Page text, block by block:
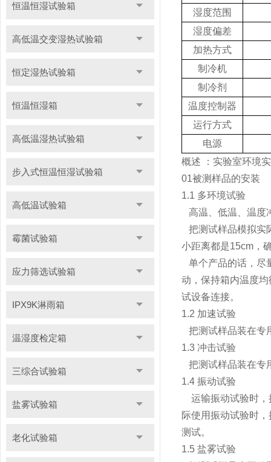
恒温恒湿试验箱
高低温交变湿热试验箱
恒定湿热试验箱
恒温恒湿箱
高低温湿热试验箱
步入式恒温恒湿试验箱
高低温试验箱
霉菌试验箱
应力筛选试验箱
IPX9K淋雨箱
温湿度检定箱
三综合试验箱
盐雾试验箱
老化试验箱
湿度范围
湿度偏差
加热方式
制冷机
制冷剂
温度控制器
运行方式
电源
概述 ：实验室环境
01被测样品的安装
1.1 多环境试验
高温、低温、温度
把测试样品模拟实
小距离都是15cm，
单个产品的话，尽
动，保持箱内温度
试设备连接。
1.2 加速试验
把测试样品装在专
1.3 冲击试验
把测试样品装在专
1.4 振动试验
运输振动试验时，
际使用振动试验时
测试。
1.5 盐雾试验